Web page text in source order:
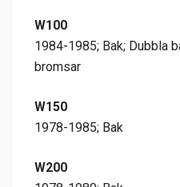
W100
1984-1985; Bak; Dubbla
bromsar
W150
1978-1985; Bak
W200